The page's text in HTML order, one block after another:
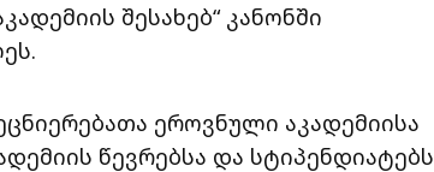
შესახებ“ კანონში
ეროვნული აკადემიისა
წევრებსა და სტიპენდიატებს